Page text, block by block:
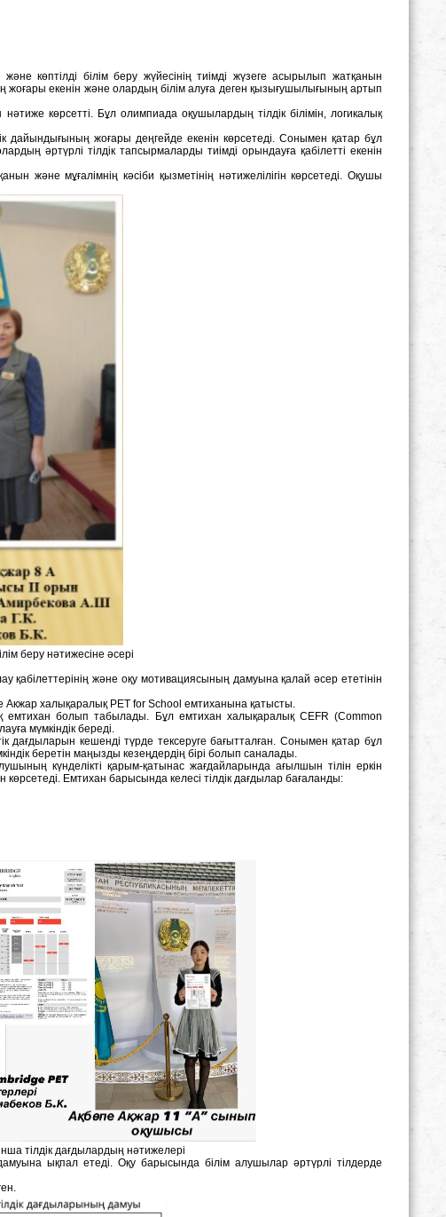
көптілді білім беру жүйесінің тиімді жүзеге асырылып жатқанын
екенін және олардың білім алуға деген қызығушылығының артып
көрсетті. Бұл олимпиада оқушылардың тілдік білімін, логикалық
дайындығының жоғары деңгейде екенін көрсетеді. Сонымен қатар бұл
әртүрлі тілдік тапсырмаларды тиімді орындауға қабілетті екенін
және мұғалімнің кәсіби қызметінің нәтижелілігін көрсетеді. Оқушы
беру нәтижесіне әсері
қабілеттерінің және оқу мотивациясының дамуына қалай әсер ететінін
халықаралық PET for School емтиханына қатысты.
емтихан болып табылады. Бұл емтихан халықаралық CEFR (Common
мүмкіндік береді.
дағдыларын кешенді түрде тексеруге бағытталған. Сонымен қатар бұл
беретін маңызды кезеңдердің бірі болып саналады.
күнделікті қарым-қатынас жағдайларында ағылшын тілін еркін
Емтихан барысында келесі тілдік дағдылар бағаланды:
тілдік дағдылардың нәтижелері
ықпал етеді. Оқу барысында білім алушылар әртүрлі тілдерде